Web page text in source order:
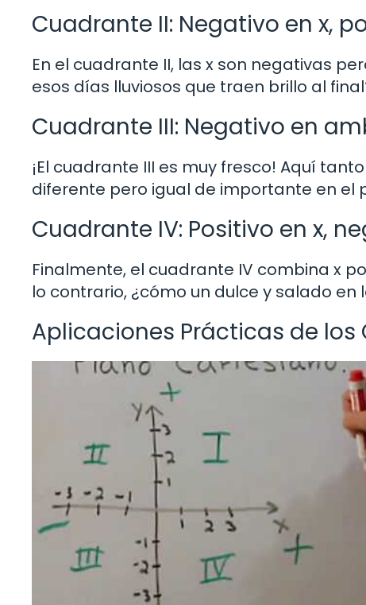
Cuadrante II: Negativo en x,
En el cuadrante II, las x son negativas
esos días lluviosos que traen brillo al
Cuadrante III: Negativo en
¡El cuadrante III es muy fresco! Aquí
diferente pero igual de importante en el
Cuadrante IV: Positivo en x,
Finalmente, el cuadrante IV combina x
lo contrario, ¿cómo un dulce y salado
Aplicaciones Prácticas de los